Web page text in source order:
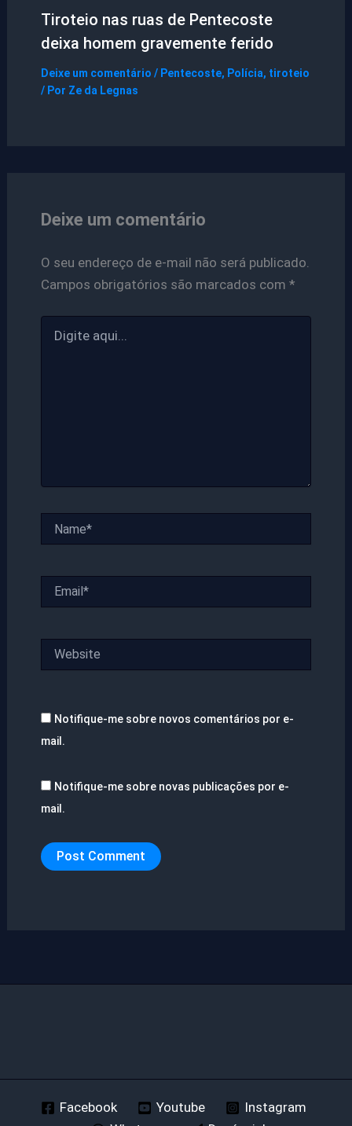
Tiroteio nas ruas de Pentecoste
deixa homem gravemente ferido
Deixe um comentário / Pentecoste, Polícia, tiroteio
/ Por Ze da Legnas
Deixe um comentário
O seu endereço de e-mail não será publicado.
Campos obrigatórios são marcados com *
aqui...
Notifique-me sobre novos comentários por e-
mail.
Notifique-me sobre novas publicações por e-
mail.
Facebook Youtube
Instagram